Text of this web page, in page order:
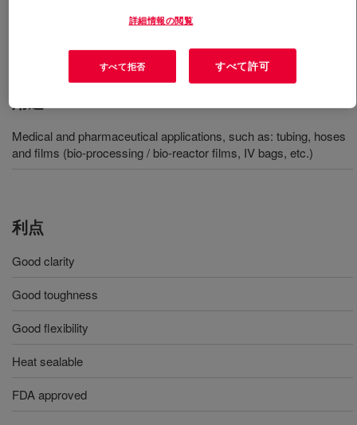
applications. It has good clarity, toughness, and
用途
Medical and pharmaceutical applications, such as: tubing, hoses
and films (bio-processing / bio-reactor films, IV bags, etc.)
利点
Good clarity
Good toughness
Good flexibility
Heat sealable
FDA approved
詳細情報の閲覧
すべて拒否 すべて許可